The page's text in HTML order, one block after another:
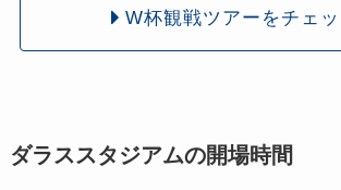
W杯観戦ツアーをチェッ
ダラススタジアムの開場時間